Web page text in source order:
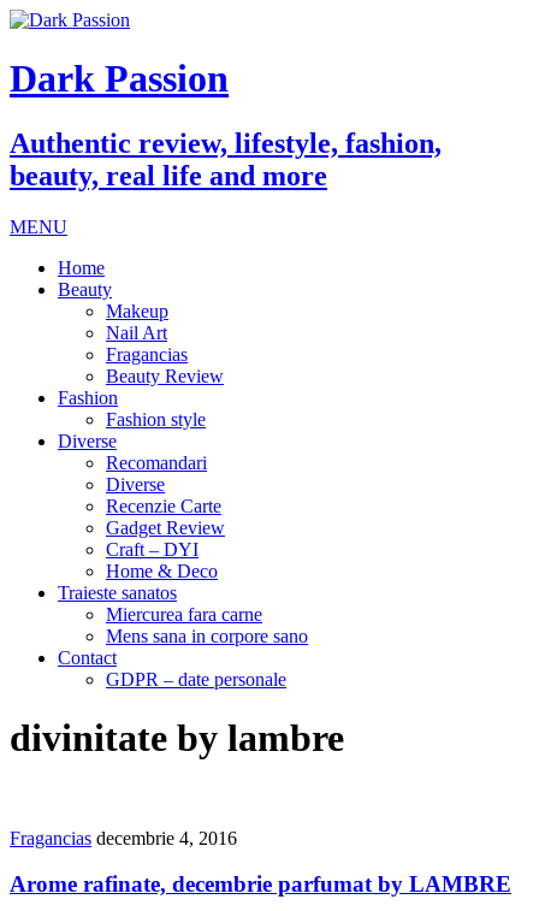
Dark Passion
Authentic review, lifestyle, fashion,
beauty, real life and more
MENU
Home
Beauty
Makeup
Nail Art
Fragancias
Beauty Review
Fashion
Fashion style
Diverse
Recomandari
Diverse
Recenzie Carte
Gadget Review
Craft – DYI
Home & Deco
Traieste sanatos
Miercurea fara carne
Mens sana in corpore sano
Contact
GDPR – date personale
divinitate by lambre
Fragancias decembrie 4, 2016
Arome rafinate, decembrie parfumat by LAMBRE